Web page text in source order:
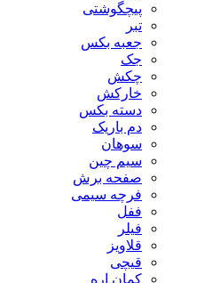
پیچگوشتی
تبر
جعبه بکس
جک
چکش
خارکش
دسته بکس
دم باریک
سوهان
سیم چین
صفحه برش
فرچه سیمی
ففل
فیلر
قلاویز
قیچی
کمان اره